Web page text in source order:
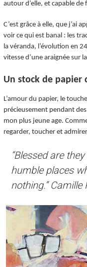
autour d’elle, et capable
C’est grâce à elle, que j’ai
voir ce qui est banal : les
la véranda, l’évolution en
vitesse d’une araignée sur
Un stock de papier
L’amour du papier, le
précieusement pendant
mon plus jeune age.
regarder, toucher et
“Blessed are
humble places
nothing.”Camille